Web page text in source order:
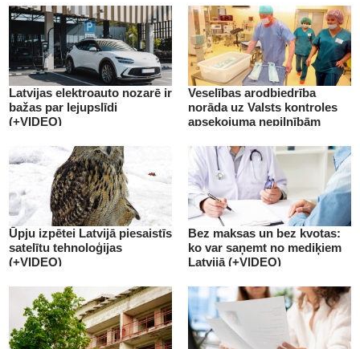
Latvijas elektroauto nozarē ir
bažas par lejupslīdi
(+VIDEO)
Veselības arodbiedrība
norāda uz Valsts kontroles
apsekojuma nepilnībām
Ūpju izpētei Latvijā piesaistīs
satelītu tehnoloģijas
(+VIDEO)
Bez maksas un bez kvotas:
ko var saņemt no mediķiem
Latvijā (+VIDEO)